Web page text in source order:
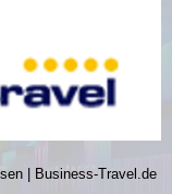
| Business-Travel.de